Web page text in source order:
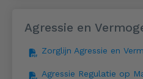
Agressie en
Zorglijn Agressie en
Agressie Regulatie op